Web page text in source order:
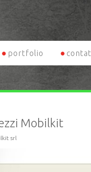
portfolio
Mobilkit
srl